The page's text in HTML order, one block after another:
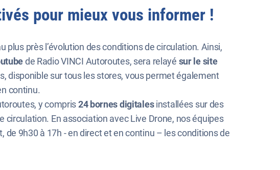
pour mieux vous informer !
près l’évolution des conditions de circulation. Ainsi,
de Radio VINCI Autoroutes, sera relayé sur le site
disponible sur tous les stores, vous permet également
continu.
y compris24 bornes digitalesinstallées sur des
En association avec Live Drone, nos équipes
9h30 à 17h - en direct et en continu – les conditions de